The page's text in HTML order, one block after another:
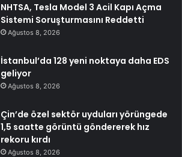
NHTSA, Tesla Model 3 Acil Kapı Açma
Sistemi Soruşturmasını Reddetti
Ağustos 8, 2026
İstanbul’da 128 yeni noktaya daha EDS
geliyor
Ağustos 8, 2026
Çin’de özel sektör uyduları yörüngede
1,5 saatte görüntü göndererek hız
rekoru kırdı
Ağustos 8, 2026